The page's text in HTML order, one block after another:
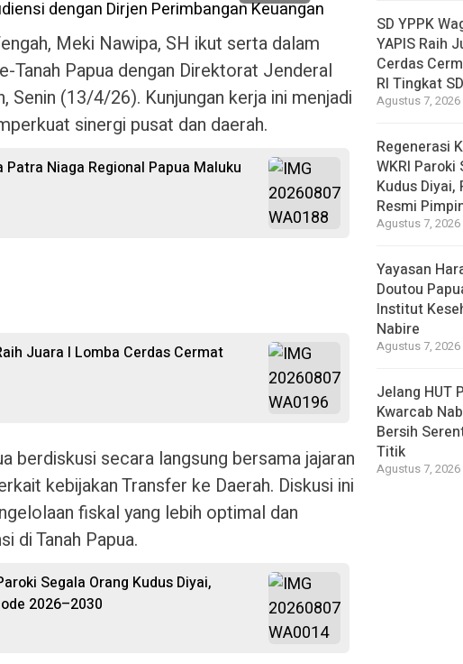
Meki Nawipa, SH ikut serta dalam
Tanah Papua dengan Direktorat Jenderal
Senin (13/4/26). Kunjungan kerja ini menjadi
sinergi pusat dan daerah.
Niaga Regional Papua Maluku
Juara I Lomba Cerdas Cermat
berdiskusi secara langsung bersama jajaran
kebijakan Transfer ke Daerah. Diskusi ini
fiskal yang lebih optimal dan
di Tanah Papua.
Segala Orang Kudus Diyai,
2026–2030
SD YPPK
YAPIS Raih
Cerdas
RI Tingkat
Agustus 7, 2026
Regenerasi
WKRI Paroki
Kudus Diyai,
Resmi
Agustus 7, 2026
Yayasan
Doutou
Institut
Nabire
Agustus 7, 2026
Jelang HUT
Kwarcab
Bersih
Titik
Agustus 7, 2026